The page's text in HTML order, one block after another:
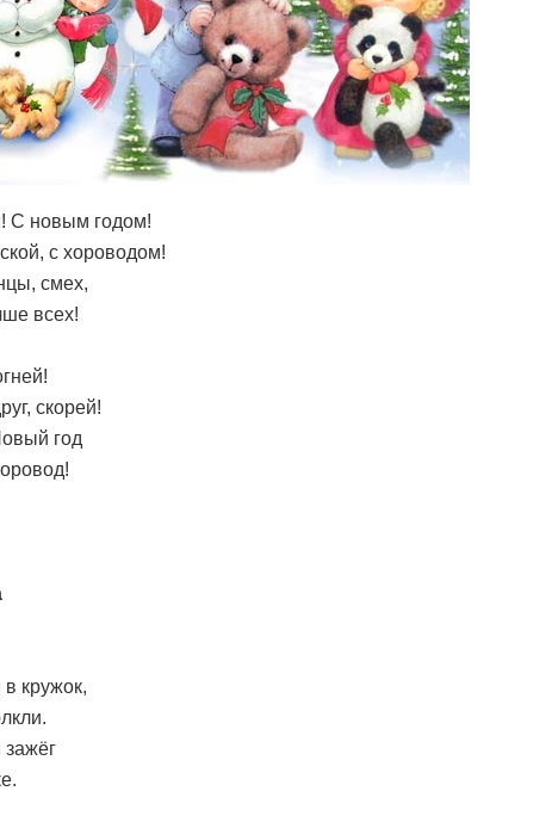
С новым годом!
с хороводом!
смех,
всех!
скорей!
год
в кружок,